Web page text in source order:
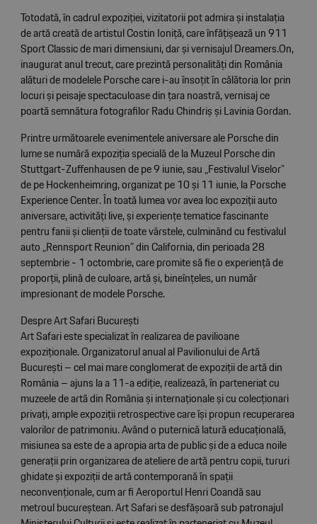
Totodată, în cadrul expoziției, vizitatorii pot admira și instalația
de artă creată de artistul Costin Ioniță, care înfățișează un 911
Sport Classic de mari dimensiuni, dar și vernisajul Dreamers.On,
inaugurat anul trecut, care prezintă personalități din România
alături de modelele Porsche care i-au însoțit în călătoria lor prin
locuri și peisaje spectaculoase din țara noastră, vernisaj ce
poartă semnătura fotografilor Radu Chindriș și Lavinia Gordan.
Printre următoarele evenimentele aniversare ale Porsche din
lume se numără expoziția specială de la Muzeul Porsche din
Stuttgart-Zuffenhausen de pe 9 iunie, sau „Festivalul Viselor”
de pe Hockenheimring, organizat pe 10 și 11 iunie, la Porsche
Experience Center. În toată lumea vor avea loc expoziții auto
aniversare, activități live, și experiențe tematice fascinante
pentru fanii și clienții de toate vârstele, culminând cu festivalul
auto „Rennsport Reunion” din California, din perioada 28
septembrie - 1 octombrie, care promite să fie o experiență de
proporții, plină de culoare, artă și, bineînțeles, un număr
impresionant de modele Porsche.
Despre Art Safari București
Art Safari este specializat în realizarea de pavilioane
expoziționale. Organizatorul anual al Pavilionului de Artă
București – cel mai mare conglomerat de expoziții de artă din
România – ajuns la a 11-a ediție, realizează, în parteneriat cu
muzeele de artă din România și internaționale și cu colecționari
privați, ample expoziții retrospective care își propun recuperarea
valorilor de patrimoniu. Având o puternică latură educaţională,
misiunea sa este de a apropia arta de public și de a educa noile
generații prin organizarea de ateliere de artă pentru copii, tururi
ghidate și expoziții de artă contemporană în spații
neconvenționale, cum ar fi Aeroportul Henri Coandă sau
metroul bucureștean. Art Safari se desfășoară sub patronajul